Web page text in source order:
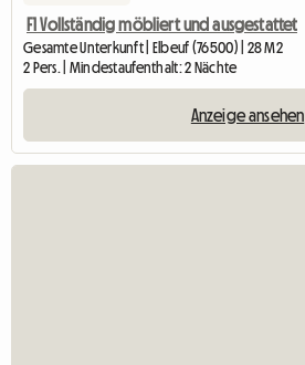
F1 Vollständig möbliert und ausgestattet
Gesamte Unterkunft | Elbeuf (76500) | 28 M2
2 Pers. | Mindestaufenthalt: 2 Nächte
Anzeige ansehen